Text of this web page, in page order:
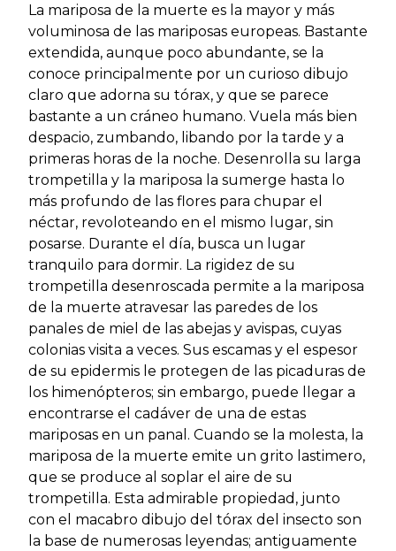
La mariposa de la muerte es la mayor y más
voluminosa de las mariposas europeas. Bastante
extendida, aunque poco abundante, se la
conoce principalmente por un curioso dibujo
claro que adorna su tórax, y que se parece
bastante a un cráneo humano. Vuela más bien
despacio, zumbando, libando por la tarde y a
primeras horas de la noche. Desenrolla su larga
trompetilla y la mariposa la sumerge hasta lo
más profundo de las flores para chupar el
néctar, revoloteando en el mismo lugar, sin
posarse. Durante el día, busca un lugar
tranquilo para dormir. La rigidez de su
trompetilla desenroscada permite a la mariposa
de la muerte atravesar las paredes de los
panales de miel de las abejas y avispas, cuyas
colonias visita a veces. Sus escamas y el espesor
de su epidermis le protegen de las picaduras de
los himenópteros; sin embargo, puede llegar a
encontrarse el cadáver de una de estas
mariposas en un panal. Cuando se la molesta, la
mariposa de la muerte emite un grito lastimero,
que se produce al soplar el aire de su
trompetilla. Esta admirable propiedad, junto
con el macabro dibujo del tórax del insecto son
la base de numerosas leyendas; antiguamente